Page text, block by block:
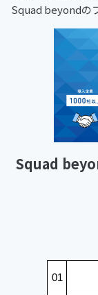
Squad beyondの
Squad
01